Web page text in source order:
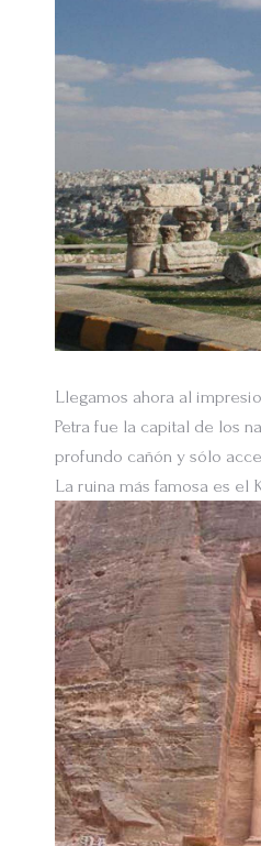
Llegamos ahora al
Petra fue la capital de los
profundo cañón y sólo
La ruina más famosa es el